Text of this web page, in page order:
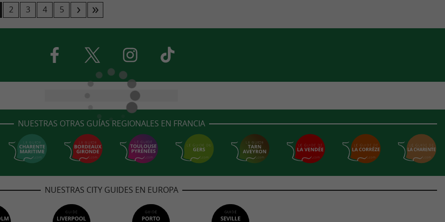
2 3 4 5
NUESTRAS OTRAS GUÍAS REGIONALES EN FRANCIA
NUESTRAS CITY GUIDES EN EUROPA